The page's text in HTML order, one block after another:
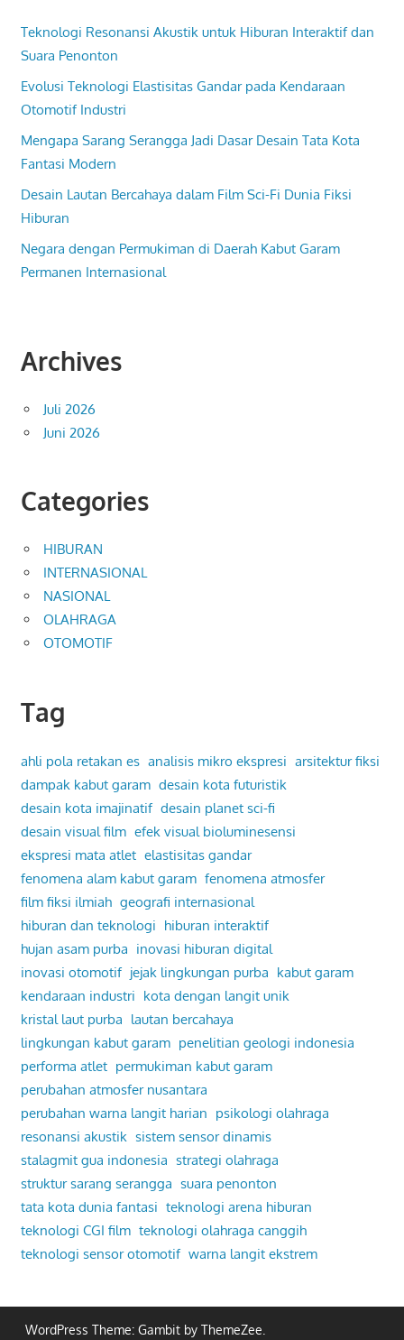
Teknologi Resonansi Akustik untuk Hiburan Interaktif dan
Suara Penonton
Evolusi Teknologi Elastisitas Gandar pada Kendaraan
Otomotif Industri
Mengapa Sarang Serangga Jadi Dasar Desain Tata Kota
Fantasi Modern
Desain Lautan Bercahaya dalam Film Sci-Fi Dunia Fiksi
Hiburan
Negara dengan Permukiman di Daerah Kabut Garam
Permanen Internasional
Archives
Juli 2026
Juni 2026
Categories
HIBURAN
INTERNASIONAL
NASIONAL
OLAHRAGA
OTOMOTIF
Tag
ahli pola retakan es analisis mikro ekspresi arsitektur fiksi
dampak kabut garam desain kota futuristik
desain kota imajinatif desain planet sci-fi
desain visual film efek visual bioluminesensi
ekspresi mata atlet elastisitas gandar
fenomena alam kabut garam fenomena atmosfer
film fiksi ilmiah geografi internasional
hiburan dan teknologi hiburan interaktif
hujan asam purba inovasi hiburan digital
inovasi otomotif jejak lingkungan purba kabut garam
kendaraan industri kota dengan langit unik
kristal laut purba lautan bercahaya
lingkungan kabut garam penelitian geologi indonesia
performa atlet permukiman kabut garam
perubahan atmosfer nusantara
perubahan warna langit harian psikologi olahraga
resonansi akustik sistem sensor dinamis
stalagmit gua indonesia strategi olahraga
struktur sarang serangga suara penonton
tata kota dunia fantasi teknologi arena hiburan
teknologi CGI film teknologi olahraga canggih
teknologi sensor otomotif warna langit ekstrem
WordPress Theme: Gambit by ThemeZee.